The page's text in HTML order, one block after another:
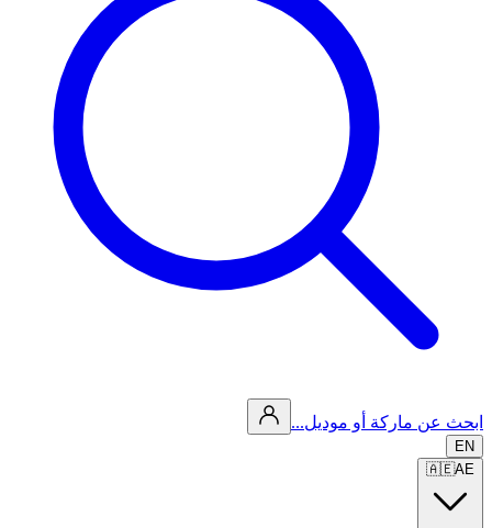
ابحث عن ماركة أو موديل...
EN
🇦🇪AE